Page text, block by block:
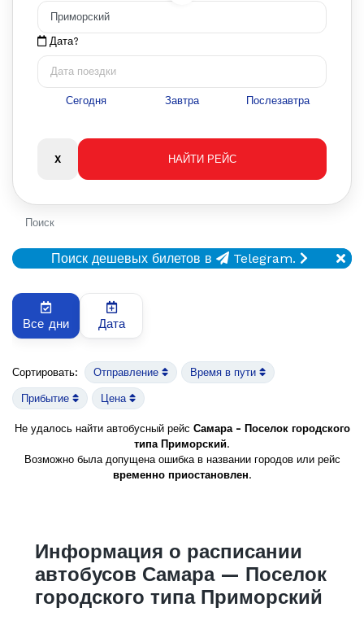
Дата?
Сегодня Завтра Послезавтра
Поиск
Поиск дешевых билетов в Telegram.
Все дни Дата
Сортировать: Отправление Время в пути
Прибытие Цена
Не удалось найти автобусный рейс Самара - Поселок городского
типа Приморский.
Возможно была допущена ошибка в названии городов или рейс
временно приостановлен.
Информация о расписании
автобусов Самара — Поселок
городского типа Приморский